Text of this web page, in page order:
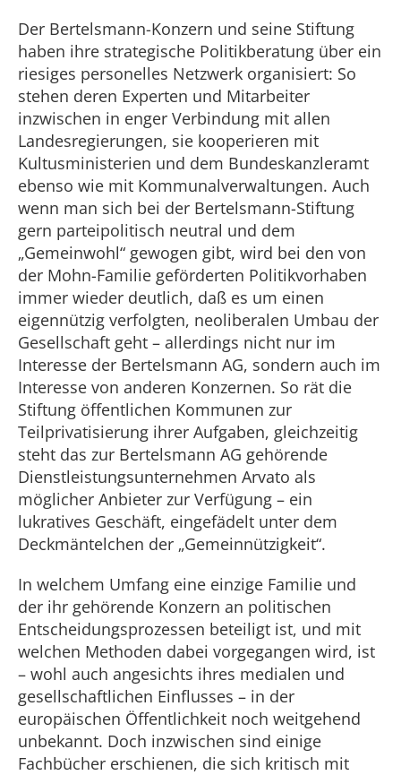
Der Bertelsmann-Konzern und seine Stiftung
haben ihre strategische Politikberatung über ein
riesiges personelles Netzwerk organisiert: So
stehen deren Experten und Mitarbeiter
inzwischen in enger Verbindung mit allen
Landesregierungen, sie kooperieren mit
Kultusministerien und dem Bundeskanzleramt
ebenso wie mit Kommunalverwaltungen. Auch
wenn man sich bei der Bertelsmann-Stiftung
gern parteipolitisch neutral und dem
„Gemeinwohl“ gewogen gibt, wird bei den von
der Mohn-Familie geförderten Politikvorhaben
immer wieder deutlich, daß es um einen
eigennützig verfolgten, neoliberalen Umbau der
Gesellschaft geht – allerdings nicht nur im
Interesse der Bertelsmann AG, sondern auch im
Interesse von anderen Konzernen. So rät die
Stiftung öffentlichen Kommunen zur
Teilprivatisierung ihrer Aufgaben, gleichzeitig
steht das zur Bertelsmann AG gehörende
Dienstleistungsunternehmen Arvato als
möglicher Anbieter zur Verfügung – ein
lukratives Geschäft, eingefädelt unter dem
Deckmäntelchen der „Gemeinnützigkeit“.
In welchem Umfang eine einzige Familie und
der ihr gehörende Konzern an politischen
Entscheidungsprozessen beteiligt ist, und mit
welchen Methoden dabei vorgegangen wird, ist
– wohl auch angesichts ihres medialen und
gesellschaftlichen Einflusses – in der
europäischen Öffentlichkeit noch weitgehend
unbekannt. Doch inzwischen sind einige
Fachbücher erschienen, die sich kritisch mit